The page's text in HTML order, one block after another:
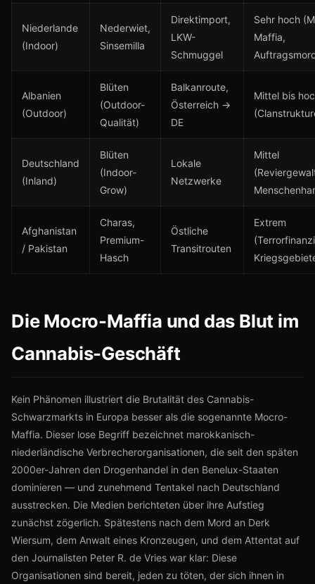
Niederlande
(Indoor)
Nederwiet,
Sinsemilla
Direktimport,
LKW-
Schmuggel
Sehr hoch
Maffia,
Albanien
(Outdoor)
Blüten
(Outdoor-
Qualität)
Balkanroute,
Österreich →
DE
Mittel bis
Deutschland
(Inland)
Blüten
(Indoor-
Grow)
Lokale
Netzwerke
Mittel
Afghanistan
/ Pakistan
Charas,
Premium-
Hasch
Östliche
Transitrouten
Extrem
Die Mocro-Maffia und das Blut im
Cannabis-Geschäft
Kein Phänomen illustriert die Brutalität des Cannabis-
Schwarzmarkts in Europa besser als die sogenannte Mocro-
Maffia. Dieser lose Begriff bezeichnet marokkanisch-
niederländische Verbrecherorganisationen, die seit den späten
2000er-Jahren den Drogenhandel in den Benelux-Staaten
dominieren — und zunehmend Tentakel nach Deutschland
ausstrecken. Die Medien berichteten über ihre Aufstieg
zunächst zögerlich. Spätestens nach dem Mord an Derk
Wiersum, dem Anwalt eines Kronzeugen, und dem Attentat auf
den Journalisten Peter R. de Vries war klar: Diese
Organisationen sind bereit, jeden zu töten, der sich ihnen in